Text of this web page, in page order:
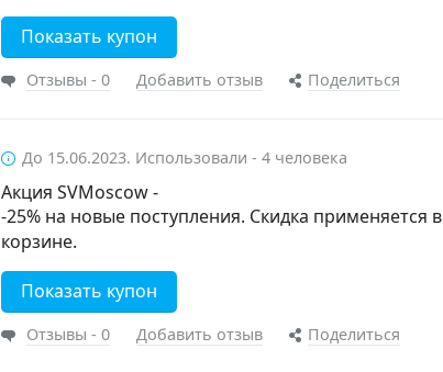
Показать купон
Отзывы - 0 Добавить отзыв Поделиться
До 15.06.2023. Использовали - 4 человека
Акция SVMoscow -
-25% на новые поступления. Скидка применяется в
корзине.
Показать купон
Отзывы - 0 Добавить отзыв Поделиться